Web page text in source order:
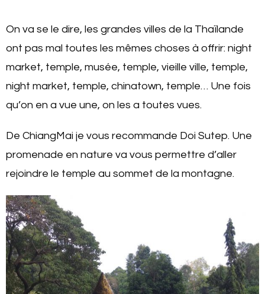
On va se le dire, les grandes villes de la Thaïlande
ont pas mal toutes les mêmes choses à offrir: night
market, temple, musée, temple, vieille ville, temple,
night market, temple, chinatown, temple… Une fois
qu’on en a vue une, on les a toutes vues.
De ChiangMai je vous recommande Doi Sutep. Une
promenade en nature va vous permettre d’aller
rejoindre le temple au sommet de la montagne.